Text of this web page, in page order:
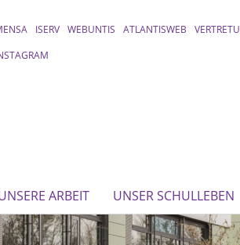
ISERV WEBUNTIS ATLANTISWEB
ARBEIT UNSER SCHULLEBEN